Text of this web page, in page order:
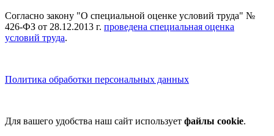
Согласно закону "О специальной оценке условий труда" №
426-ФЗ от 28.12.2013 г. проведена специальная оценка
условий труда.
Политика обработки персональных данных
Для вашего удобства наш сайт использует файлы cookie.